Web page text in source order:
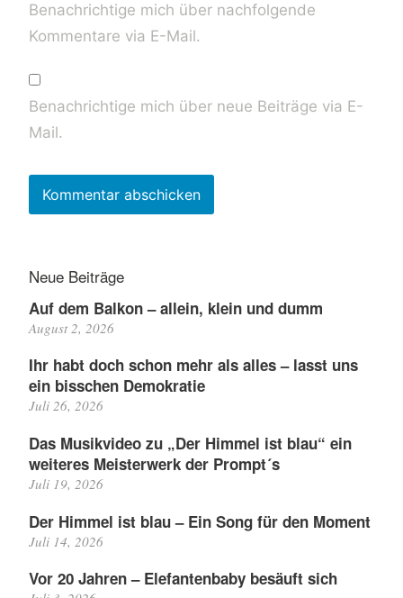
Benachrichtige mich über nachfolgende
Kommentare via E-Mail.
Benachrichtige mich über neue Beiträge via E-
Mail.
Neue Beiträge
Auf dem Balkon – allein, klein und dumm
August 2, 2026
Ihr habt doch schon mehr als alles – lasst uns
ein bisschen Demokratie
Juli 26, 2026
Das Musikvideo zu „Der Himmel ist blau“ ein
weiteres Meisterwerk der Prompt´s
Juli 19, 2026
Der Himmel ist blau – Ein Song für den Moment
Juli 14, 2026
Vor 20 Jahren – Elefantenbaby besäuft sich